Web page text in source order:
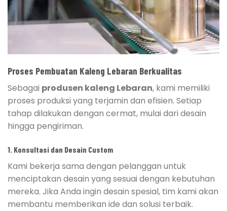
Proses Pembuatan Kaleng Lebaran Berkualitas
Sebagai produsen kaleng Lebaran, kami memiliki
proses produksi yang terjamin dan efisien. Setiap
tahap dilakukan dengan cermat, mulai dari desain
hingga pengiriman.
1. Konsultasi dan Desain Custom
Kami bekerja sama dengan pelanggan untuk
menciptakan desain yang sesuai dengan kebutuhan
mereka. Jika Anda ingin desain spesial, tim kami akan
membantu memberikan ide dan solusi terbaik.